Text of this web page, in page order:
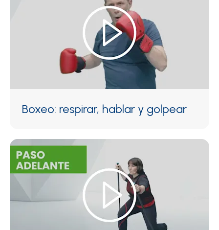
Boxeo: respirar, hablar y golpear